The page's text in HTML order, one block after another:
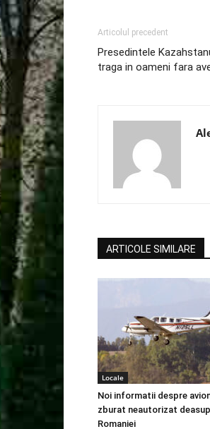
Articolul precedent
Presedintele
traga in oameni fara
ARTICOLE SIMILARE
Locale
Noi informatii despre
zburat neautorizat
Romaniei